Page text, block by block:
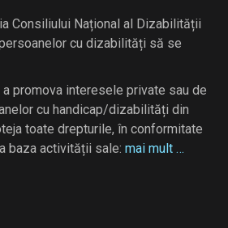
Consiliului Național al Dizabilității
cu dizabilități să se
promova interesele private sau de
cu handicap/dizabilități din
toate drepturile, în conformitate
baza activității sale: mai mult …